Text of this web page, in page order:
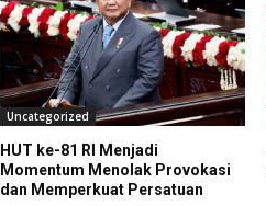
Uncategorized
HUT ke-81 RI Menjadi
Momentum Menolak Provokasi
dan Memperkuat Persatuan